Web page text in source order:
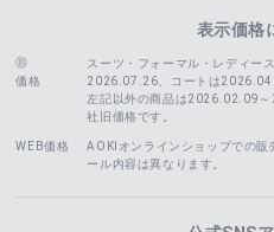
表示価格
価格
スーツ・フォーマル・レディー
2026.07.26、コートは
左記以外の商品は2026.02.09
社旧価格です。
WEB価格
AOKIオンラインショップでの
ール内容は異なります。